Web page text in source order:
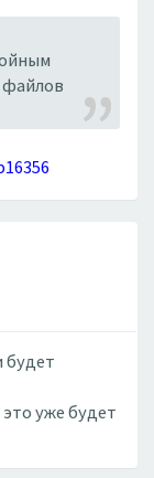
будет
уже будет